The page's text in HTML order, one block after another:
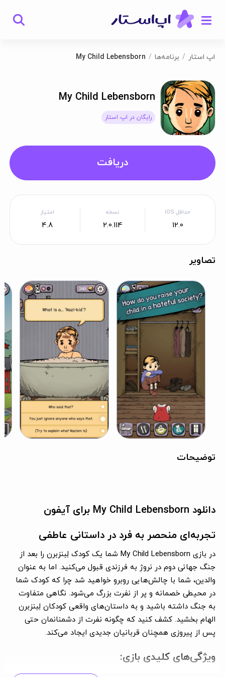
اپ استار برنامه‌ها My Child Lebensborn
My Child Lebensborn
رایگان در اپ استار
دریافت
حداقل iOS
12.0
نسخه
2.0.114
امتیاز
4.8
تصاویر
توضیحات
دانلود My Child Lebensborn برای آیفون
تجربه‌ای منحصر به فرد در داستانی عاطفی
در بازی My Child Lebensborn شما یک کودک لِبنزبرن را بعد از
جنگ جهانی دوم در نروژ به فرزندی قبول می‌کنید. اما به عنوان
والدین، شما با چالش‌هایی روبرو خواهید شد چرا که کودک شما
در محیطی خصمانه و پر از نفرت بزرگ می‌شود. نگاهی متفاوت
به جنگ داشته باشید و به داستان‌های واقعی کودکان لِبنزبرن
الهام بخشید. کشف کنید که چگونه نفرت از دشمنانمان حتی
پس از پیروزی همچنان قربانیان جدیدی ایجاد می‌کند.
ویژگی‌های کلیدی بازی: